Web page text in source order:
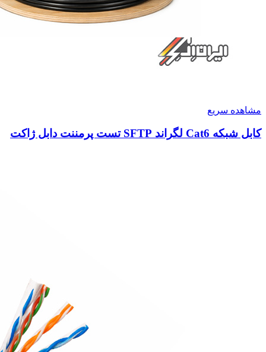
مشاهده سریع
کابل شبکه Cat6 لگراند SFTP تست پرمننت دابل ژاکت